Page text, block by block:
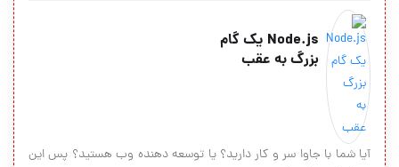
Node.js یک گام
بزرگ به عقب
آیا شما با جاوا سر و کار دارید؟ یا توسعه دهنده وب هستید؟ پس این